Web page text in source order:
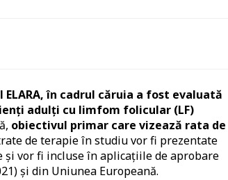
în cadrul căruia a fost evaluată
adulți cu limfom folicular (LF)
obiectivul primar care vizează rata de
de terapie în studiu vor fi prezentate
vor fi incluse în aplicațiile de aprobare
și din Uniunea Europeană.